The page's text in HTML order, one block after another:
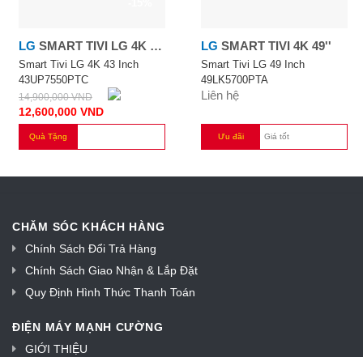
LG SMART TIVI LG 4K 43
INCH 43UP7550PTC
Smart Tivi LG 4K 43 Inch
43UP7550PTC
14,900,000VND
12,600,000 VND
Quà Tặng
LG SMART TIVI 4K 49''
Smart Tivi LG 49 Inch
49LK5700PTA
Liên hệ
Ưu đãi Giá tốt
CHĂM SÓC KHÁCH HÀNG
Chính Sách Đổi Trả Hàng
Chính Sách Giao Nhận & Lắp Đặt
Quy Định Hình Thức Thanh Toán
ĐIỆN MÁY MẠNH CƯỜNG
GIỚI THIỆU